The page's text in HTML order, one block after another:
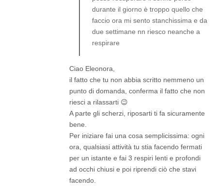
durante il giorno è troppo quello che
faccio ora mi sento stanchissima e da
due settimane nn riesco neanche a
respirare
Ciao Eleonora,
il fatto che tu non abbia scritto nemmeno un
punto di domanda, conferma il fatto che non
riesci a rilassarti 😉
A parte gli scherzi, riposarti ti fa sicuramente
bene.
Per iniziare fai una cosa semplicissima: ogni
ora, qualsiasi attività tu stia facendo fermati
per un istante e fai 3 respiri lenti e profondi
ad occhi chiusi e poi riprendi ciò che stavi
facendo.